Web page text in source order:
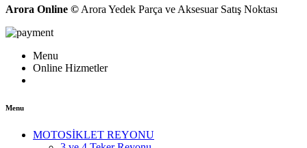
Arora Online © Arora Yedek Parça ve Aksesuar Satış Noktası
Menu
Online Hizmetler
Menu
MOTOSİKLET REYONU